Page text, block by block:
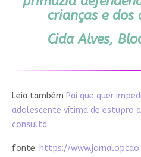
crianças e dos
Cida Alves,
Leia também Pai que quer
adolescente vítima de estupro
consulta
fonte: https://